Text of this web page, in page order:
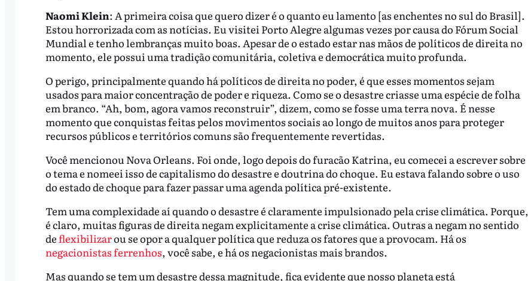
Naomi Klein: A primeira coisa que quero dizer é o quanto eu lamento [as enchentes no sul do Brasil].
Estou horrorizada com as notícias. Eu visitei Porto Alegre algumas vezes por causa do Fórum Social
Mundial e tenho lembranças muito boas. Apesar de o estado estar nas mãos de políticos de direita no
momento, ele possui uma tradição comunitária, coletiva e democrática muito profunda.
O perigo, principalmente quando há políticos de direita no poder, é que esses momentos sejam
usados para maior concentração de poder e riqueza. Como se o desastre criasse uma espécie de folha
em branco. “Ah, bom, agora vamos reconstruir”, dizem, como se fosse uma terra nova. É nesse
momento que conquistas feitas pelos movimentos sociais ao longo de muitos anos para proteger
recursos públicos e territórios comuns são frequentemente revertidas.
Você mencionou Nova Orleans. Foi onde, logo depois do furacão Katrina, eu comecei a escrever sobre
o tema e nomeei isso de capitalismo do desastre e doutrina do choque. Eu estava falando sobre o uso
do estado de choque para fazer passar uma agenda política pré-existente.
Tem uma complexidade aí quando o desastre é claramente impulsionado pela crise climática. Porque,
é claro, muitas figuras de direita negam explicitamente a crise climática. Outras a negam no sentido
de flexibilizarou se opor a qualquer política que reduza os fatores que a provocam. Há os
negacionistas ferrenhos, você sabe, e há os negacionistas mais brandos.
Mas quando se tem um desastre dessa magnitude, fica evidente que nosso planeta está